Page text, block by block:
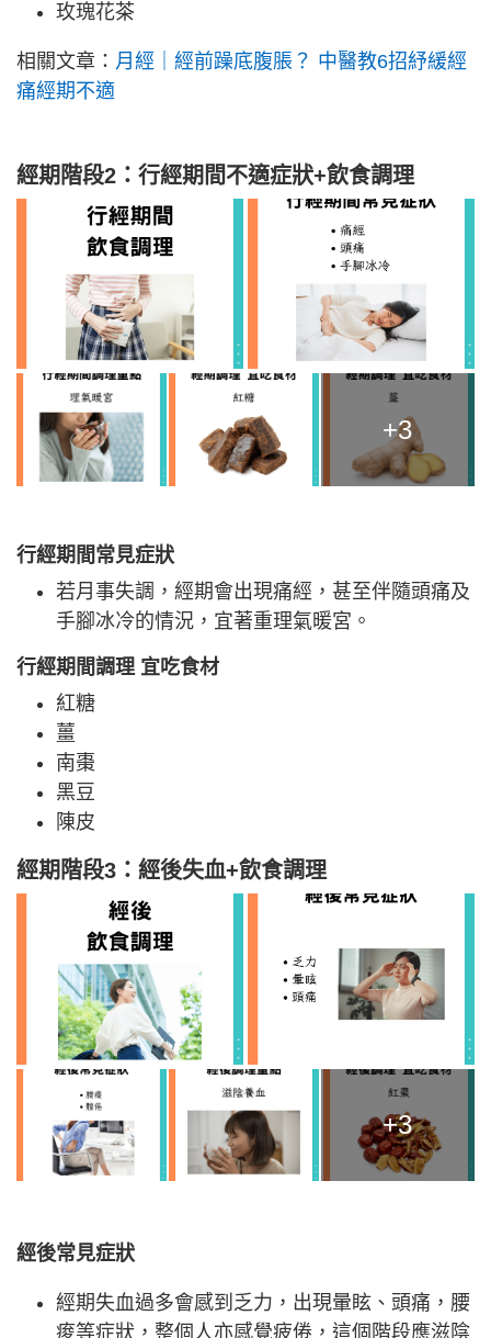
玫瑰花茶
相關文章： 月經｜經前躁底腹脹？ 中醫教6招紓緩經
痛經期不適
經期階段2： 行經期間不適症狀+飲食調理
+3
行經期間常見症狀
若月事失調，經期會出現痛經，甚至伴隨頭痛及
手腳冰冷的情況，宜著重理氣暖宮。
行經期間調理 宜吃食材
紅糖
薑
南棗
黑豆
陳皮
經期階段3：經後失血+飲食調理
+3
經後常見症狀
經期失血過多會感到乏力，出現暈眩、頭痛，腰
痠等症狀，整個人亦感覺疲倦，這個階段應滋陰